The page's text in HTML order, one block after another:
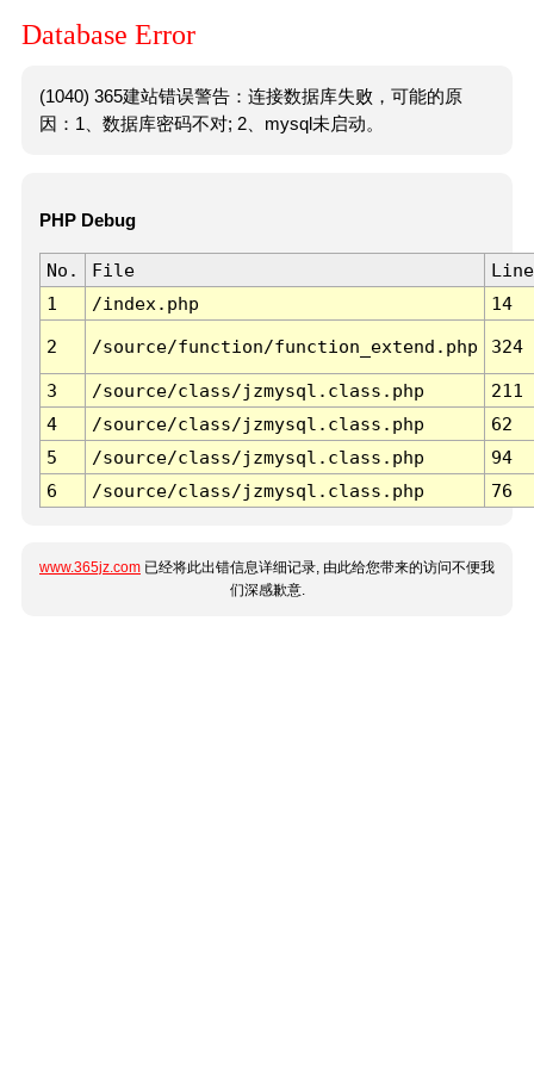
Database Error
(1040) 365建站错误警告：连接数据库失败，可能的原
因：1、数据库密码不对; 2、mysql未启动。
PHP Debug
No. File
Line
1
/index.php 14
2 /source/function/function_extend.php 324
3 /source/class/jzmysql.class.php
211
4
/source/class/jzmysql.class.php
62
5
/source/class/jzmysql.class.php
94
6
/source/class/jzmysql.class.php 76
www.365jz.com 已经将此出错信息详细记录, 由此给您带来的访问不便我
们深感歉意.